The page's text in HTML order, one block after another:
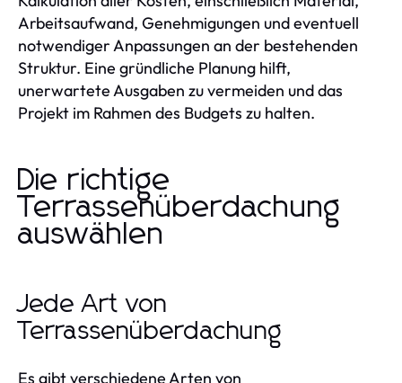
Arbeitsaufwand, Genehmigungen und eventuell
notwendiger Anpassungen an der bestehenden
Struktur. Eine gründliche Planung hilft,
unerwartete Ausgaben zu vermeiden und das
Projekt im Rahmen des Budgets zu halten.
Die richtige
Terrassenüberdachung
auswählen
Jede Art von
Terrassenüberdachung
Es gibt verschiedene Arten von